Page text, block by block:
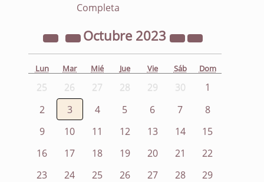
Completa
Octubre 2023
Lun Mar Mié Jue Vie Sáb Dom
25 26 27 28 29 30
1
2
3 4 5 6 7
8
9
10 11 12 13 14
15
16
17 18 19 20 21
22
23
24 25 26 27 28
29